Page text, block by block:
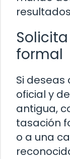
formal
Si
oficial y
antigua,
tasación
o a una